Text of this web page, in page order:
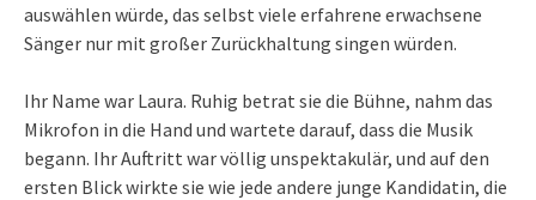
auswählen würde, das selbst viele erfahrene erwachsene
Sänger nur mit großer Zurückhaltung singen würden.
Ihr Name war Laura. Ruhig betrat sie die Bühne, nahm das
Mikrofon in die Hand und wartete darauf, dass die Musik
begann. Ihr Auftritt war völlig unspektakulär, und auf den
ersten Blick wirkte sie wie jede andere junge Kandidatin, die